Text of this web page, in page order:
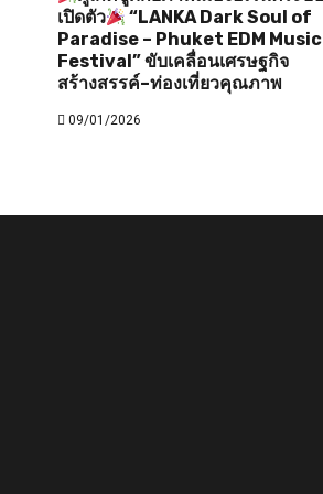
เปิดตัว
“LANKA Dark Soul of
Paradise – Phuket EDM Music
Festival” ขับเคลื่อนเศรษฐกิจ
สร้างสรรค์–ท่องเที่ยวคุณภาพ
09/01/2026